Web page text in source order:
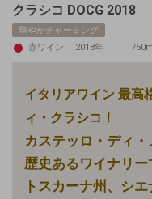
クラシコ DOCG 2018
華やかチャーミング
赤ワイン
2018年
イタリアワイン 最高
ィ・クラシコ！
カステッロ・ディ
歴史あるワイナリー
トスカーナ州、シ